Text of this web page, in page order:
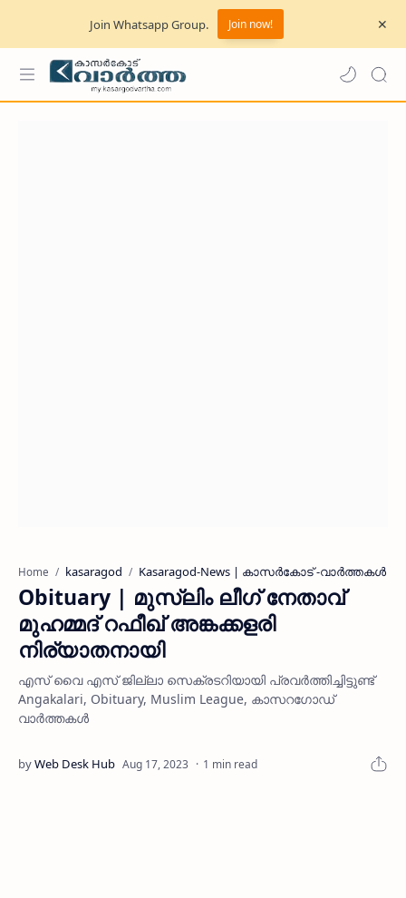
Join Whatsapp Group. Join now!
Home kasaragod Kasaragod-News | കാസർകോട് -വാർത്തകൾ
Obituary | മുസ്ലിം ലീഗ് നേതാവ്
മുഹമ്മദ് റഫീഖ് അങ്കക്കളരി
നിര്യാതനായി
എസ് വൈ എസ് ജില്ലാ സെക്രടറിയായി പ്രവര്‍ത്തിച്ചിട്ടുണ്ട്
Angakalari, Obituary, Muslim League, കാസറഗോഡ്
വാര്‍ത്തകള്‍
1 min read